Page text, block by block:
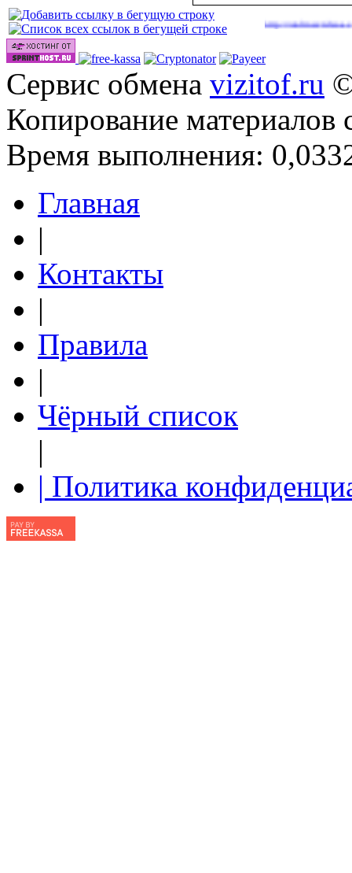
(48)|http://onlinevideos.cc/tops/out.php(43)| http://onlinevideos.cc/top/
Сервис обмена vizitof.ru
Копирование материалов
Время выполнения:
Главная
|
Контакты
|
Правила
|
Чёрный список
|
| Политика